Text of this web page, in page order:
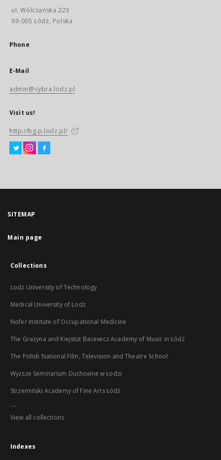
ul. Wólczańska 223
93-005 Łódź, Polska
Phone
E-Mail
admin@cybra.lodz.pl
Visit us!
http://bg.p.lodz.pl/
SITEMAP
Main page
Collections
Lodz University of Technology
Medical University of Lodz
Nofer Institute of Occupational Medicine
The Grażyna and Kiejstut Bacewicz Academy of Music in Łódź
The Polish National Film, Television and Theatre School
Wyższe Seminarium Duchowne w Łodzi
Strzemiński Academy of Fine Arts Łódź
...
View all collections
Indexes